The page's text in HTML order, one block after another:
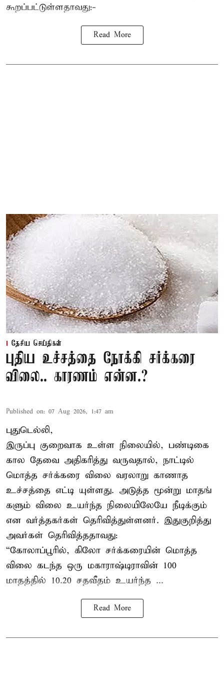
கூறப்பட்டுள்ளதாவது:-
Read More
தேசிய செய்திகள்
புதிய உச்சத்தை நோக்கி சர்க்கரை
விலை.. காரணம் என்ன.?
Published on: 07 Aug 2026, 1:47 am
புதுடெல்லி,
இருப்பு குறைவாக உள்ள நிலையில், பண்டிகை
கால தேவை அதிகரித்து வருவதால், நாட்டில்
மொத்த சர்க்கரை விலை வரலாறு காணாத
உச்சத்தை எட்டி யுள்ளது. அடுத்த மூன்று மாதங்
களும் விலை உயர்ந்த நிலையிலேயே நீடிக்கும்
என வர்த்தகர்கள் தெரிவித்துள்ளனர். இதுகுறித்து
அவர்கள் தெரிவித்ததாவது:
“கோலாப்பூரில், கிலோ சர்க்கரையின் மொத்த
விலை கடந்த ஒரு மகாராஷ்டிராவின் 100
மாதத்தில் 10.20 சதவீதம் உயர்ந்த ...
Read More